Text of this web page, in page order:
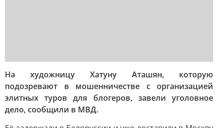
На художницу Хатуну Аташян, которую
подозревают в мошенничестве с организацией
элитных туров для блогеров, завели уголовное
дело, сообщили в МВД.